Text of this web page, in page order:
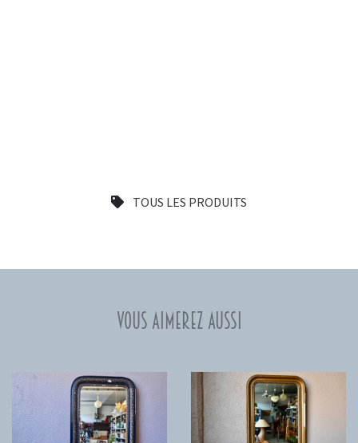
TOUS LES PRODUITS
Vous aimerez aussi